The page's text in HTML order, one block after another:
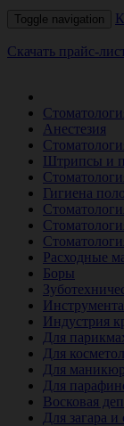
Toggle navigation
Скачать прайс-
Анестезия
Штрипсы и
Гигиена
Расходные
Боры
Индустрия
Для
Для
Для
Для
Восковая
Для загара и